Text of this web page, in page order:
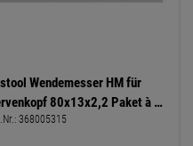
Wendemesser HM für
80x13x2,2 Paket à 3
368005315